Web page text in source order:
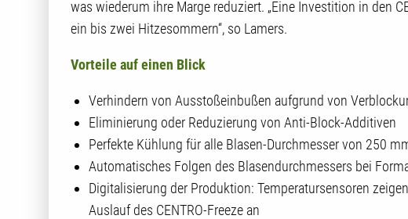
was wiederum ihre Marge reduziert. „Eine Investition in den
ein bis zwei Hitzesommern“, so Lamers.
Vorteile auf einen Blick
Verhindern von Ausstoßeinbußen aufgrund von
Eliminierung oder Reduzierung von Anti-Block-Additiven
Perfekte Kühlung für alle Blasen-Durchmesser von 250
Automatisches Folgen des Blasendurchmessers bei
Digitalisierung der Produktion: Temperatursensoren
Auslauf des CENTRO-Freeze an